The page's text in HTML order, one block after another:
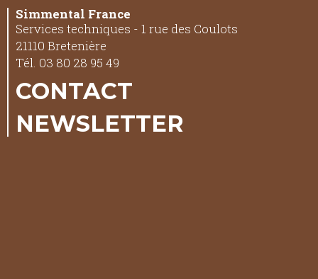
Simmental France
Services techniques - 1 rue des Coulots
21110 Bretenière
Tél. 03 80 28 95 49
CONTACT
NEWSLETTER